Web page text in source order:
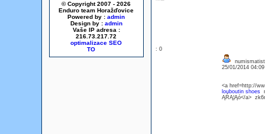
© Copyright 2007 - 2026
Enduro team Horažďovice
Powered by : admin
Design by : admin
Vaše IP adresa :
216.73.217.72
optimalizace SEO
: 0
25/01/2014
<a href=http://
louboutin shoes
ĄŔĄ¦Ąó</a>